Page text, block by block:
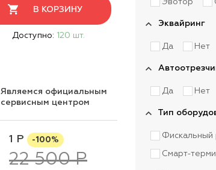
В КОРЗИНУ
Доступно: 120 шт.
Являемся официальным
сервисным центром
1 Р -100%
22 500 Р
Эвотор
Эквайринг
Да Нет
Да Нет
Тип
Фискальный
Смарт-